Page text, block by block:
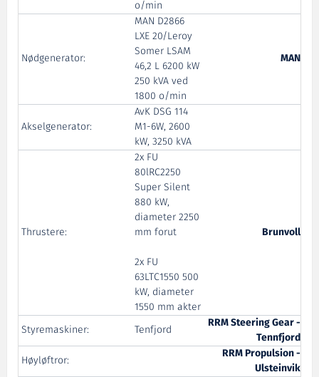
o/min
Nødgenerator:
MAN D2866
LXE 20/Leroy
Somer LSAM
46,2 L 6200 kW
250 kVA ved
1800 o/min
MAN
Akselgenerator:
AvK DSG 114
M1-6W, 2600
kW, 3250 kVA
Thrustere:
2x FU
80lRC2250
Super Silent
880 kW,
diameter 2250
mm forut
2x FU
63LTC1550 500
kW, diameter
1550 mm akter
Brunvoll
Styremaskiner: Tenfjord
RRM Steering Gear -
Tennfjord
Høyløftror:
RRM Propulsion -
Ulsteinvik